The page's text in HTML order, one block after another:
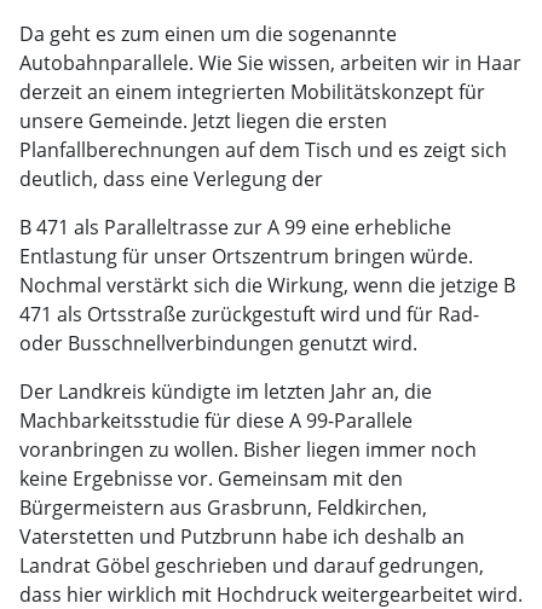
Da geht es zum einen um die sogenannte
Autobahnparallele. Wie Sie wissen, arbeiten wir in Haar
derzeit an einem integrierten Mobilitätskonzept für
unsere Gemeinde. Jetzt liegen die ersten
Planfallberechnungen auf dem Tisch und es zeigt sich
deutlich, dass eine Verlegung der
B 471 als Paralleltrasse zur A 99 eine erhebliche
Entlastung für unser Ortszentrum bringen würde.
Nochmal verstärkt sich die Wirkung, wenn die jetzige B
471 als Ortsstraße zurückgestuft wird und für Rad-
oder Busschnellverbindungen genutzt wird.
Der Landkreis kündigte im letzten Jahr an, die
Machbarkeitsstudie für diese A 99-Parallele
voranbringen zu wollen. Bisher liegen immer noch
keine Ergebnisse vor. Gemeinsam mit den
Bürgermeistern aus Grasbrunn, Feldkirchen,
Vaterstetten und Putzbrunn habe ich deshalb an
Landrat Göbel geschrieben und darauf gedrungen,
dass hier wirklich mit Hochdruck weitergearbeitet wird.